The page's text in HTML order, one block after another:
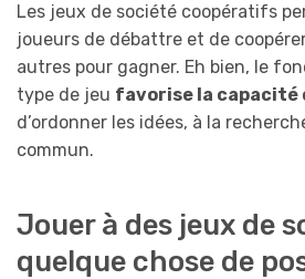
Les jeux de société coopératifs
joueurs de débattre et de
autres pour gagner. Eh bien, le
type de jeu favorise la capacité
d’ordonner les idées, à la
commun.
Jouer à des jeux de
quelque chose de